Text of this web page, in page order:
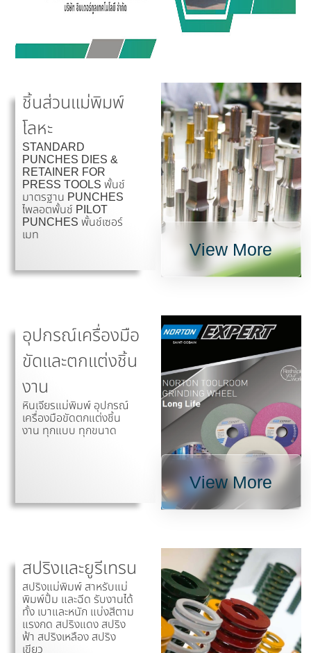
ชิ้นส่วนแม่พิมพ์
โลหะ
STANDARD
PUNCHES DIES &
RETAINER FOR
PRESS TOOLS พั้นช์
มาตรฐาน PUNCHES
ไพลอตพั้นช์ PILOT
PUNCHES พั้นช์เซอร์
เมท
View More
อุปกรณ์เครื่องมือ
ขัดและตกแต่งชิ้น
งาน
หินเจียรแม่พิมพ์ อุปกรณ์
เครื่องมือขัดตกแต่งชิ้น
งาน ทุกแบบ ทุกขนาด
View More
สปริงและยูรีเทรน
สปริงแม่พิมพ์ สาหรับแม่
พิมพ์ปั้ม และฉีด รับงานได้
ทั้ง เบาและหนัก แบ่งสีตาม
แรงกด สปริงแดง สปริง
ฟ้า สปริงเหลือง สปริง
เขียว